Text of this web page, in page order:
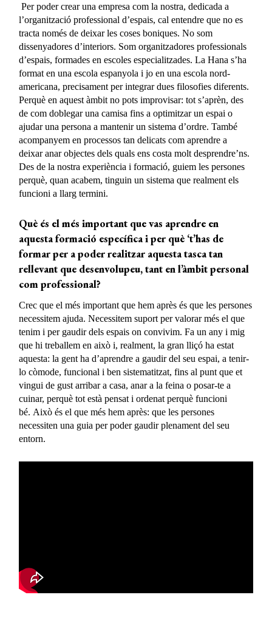
Per poder crear una empresa com la nostra, dedicada a
l’organització professional d’espais, cal entendre que no es
tracta només de deixar les coses boniques. No som
dissenyadores d’interiors. Som organitzadores professionals
d’espais, formades en escoles especialitzades. La Hana s’ha
format en una escola espanyola i jo en una escola nord-
americana, precisament per integrar dues filosofies diferents.
Perquè en aquest àmbit no pots improvisar: tot s’aprèn, des
de com doblegar una camisa fins a optimitzar un espai o
ajudar una persona a mantenir un sistema d’ordre. També
acompanyem en processos tan delicats com aprendre a
deixar anar objectes dels quals ens costa molt desprendre’ns.
Des de la nostra experiència i formació, guiem les persones
perquè, quan acabem, tinguin un sistema que realment els
funcioni a llarg termini.
Què és el més important que vas aprendre en
aquesta formació específica i per què ‘t’has de
formar per a poder realitzar aquesta tasca tan
rellevant que desenvolupeu,tant en l’àmbit personal
com professional?
Crec que el més important que hem après és que les persones
necessitem ajuda. Necessitem suport per valorar més el que
tenim i per gaudir dels espais on convivim. Fa un any i mig
que hi treballem en això i, realment, la gran lliçó ha estat
aquesta: la gent ha d’aprendre a gaudir del seu espai, a tenir-
lo còmode, funcional i ben sistematitzat, fins al punt que et
vingui de gust arribar a casa, anar a la feina o posar-te a
cuinar, perquè tot està pensat i ordenat perquè funcioni
bé. Això és el que més hem après: que les persones
necessiten una guia per poder gaudir plenament del seu
entorn.